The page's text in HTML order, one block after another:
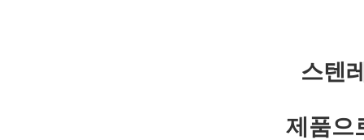
스텐
제품으